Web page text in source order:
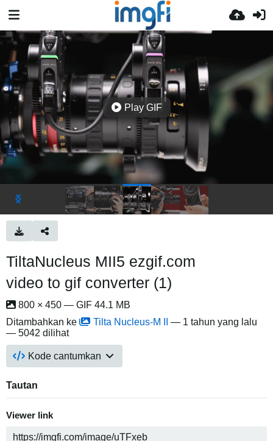
Play GIF
TiltaNucleus MII5 ezgif.com
video to gif converter (1)
800 × 450 — GIF 44.1 MB
Ditambahkan ke
Tilta Nucleus-M II — 1 tahun yang lalu
— 5042 dilihat
Kode cantumkan
Tautan
Viewer link